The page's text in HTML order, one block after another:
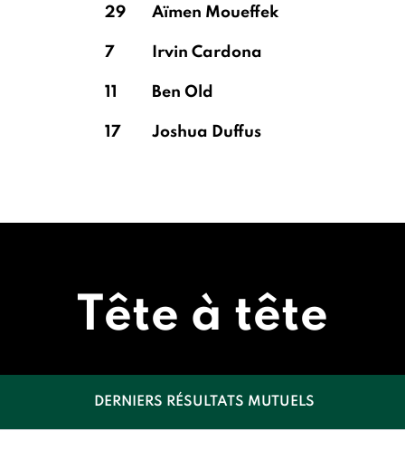
29 Aïmen Moueffek
7 Irvin Cardona
11 Ben Old
17 Joshua Duffus
Tête à tête
DERNIERS RÉSULTATS MUTUELS